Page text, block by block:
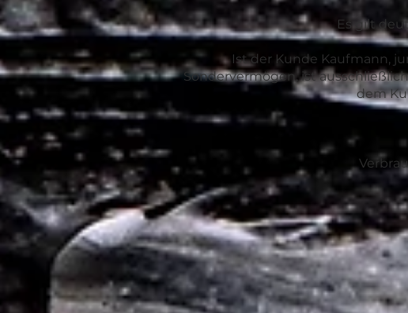
Es gilt
Ist der Kunde Kaufmann,
Sondervermögen, ist
dem